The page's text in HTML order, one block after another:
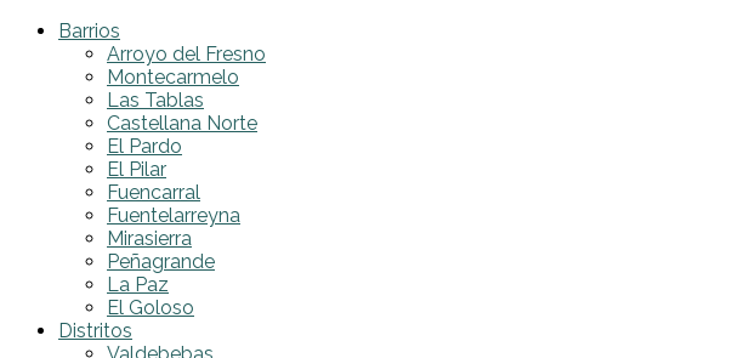
Barrios
Arroyo del Fresno
Montecarmelo
Las Tablas
Castellana Norte
El Pardo
El Pilar
Fuencarral
Fuentelarreyna
Mirasierra
Peñagrande
La Paz
El Goloso
Distritos